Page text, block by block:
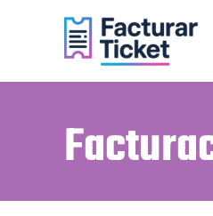
contenido